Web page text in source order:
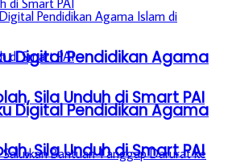
Digital Pendidikan Agama
Sila Unduh di Smart PAI
Digital Pendidikan Agama
Sila Unduh di Smart PAI